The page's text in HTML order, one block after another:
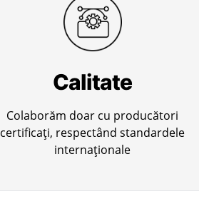
Calitate
Colaborăm doar cu producători
certificați, respectând standardele
internaționale